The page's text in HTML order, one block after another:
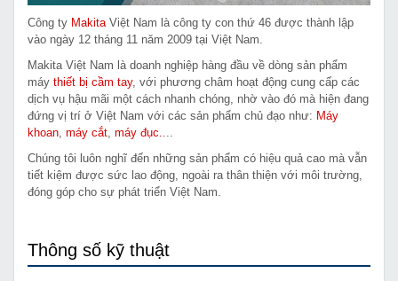
Công ty MakitaViệt Nam là công ty con thứ 46 được thành lập
vào ngày 12 tháng 11 năm 2009 tại Việt Nam.
Makita Việt Nam là doanh nghiệp hàng đầu về dòng sản phẩm
máy thiết bị cầm tay, với phương châm hoạt động cung cấp các
dịch vụ hậu mãi một cách nhanh chóng, nhờ vào đó mà hiện đang
đứng vị trí ở Việt Nam với các sản phẩm chủ đạo như: Máy
khoan, máy cắt, máy đục....
Chúng tôi luôn nghĩ đến những sản phẩm có hiệu quả cao mà vẫn
tiết kiệm được sức lao động, ngoài ra thân thiện với môi trường,
đóng góp cho sự phát triển Việt Nam.
Thông số kỹ thuật